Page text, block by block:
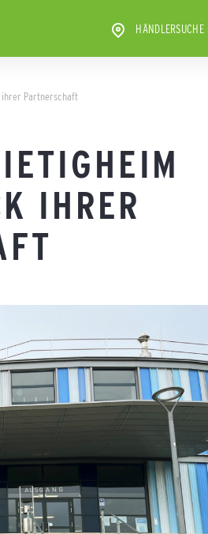
HÄNDLERSUCHE
ihrer Partnerschaft
IHRER